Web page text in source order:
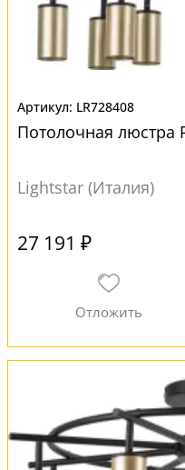
LR728408
Потолочная люстра
Lightstar (Италия)
27 191 ₽